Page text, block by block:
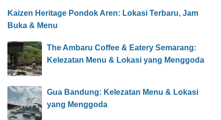
Kaizen Heritage Pondok Aren: Lokasi Terbaru, Jam
Buka & Menu
The Ambaru Coffee & Eatery Semarang:
Kelezatan Menu & Lokasi yang Menggoda
Gua Bandung: Kelezatan Menu & Lokasi
yang Menggoda